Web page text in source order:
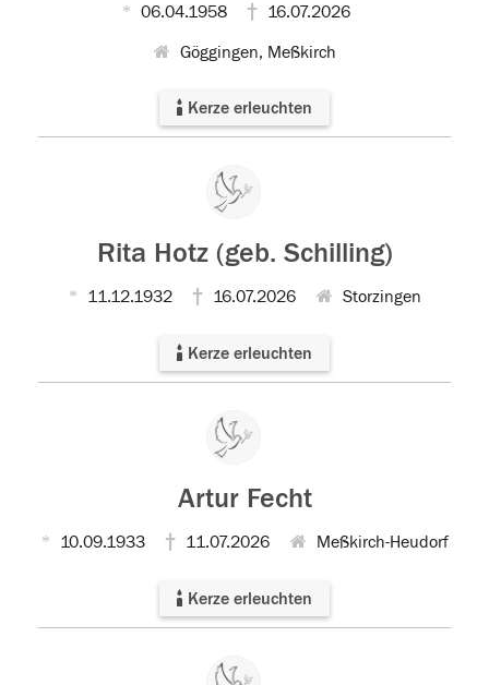
06.04.1958 16.07.2026
Göggingen, Meßkirch
Kerze erleuchten
Rita Hotz (geb. Schilling)
11.12.1932 16.07.2026 Storzingen
Kerze erleuchten
Artur Fecht
10.09.1933 11.07.2026 Meßkirch-Heudorf
Kerze erleuchten